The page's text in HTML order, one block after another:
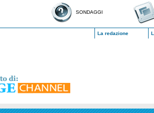
SONDAGGI
La redazione